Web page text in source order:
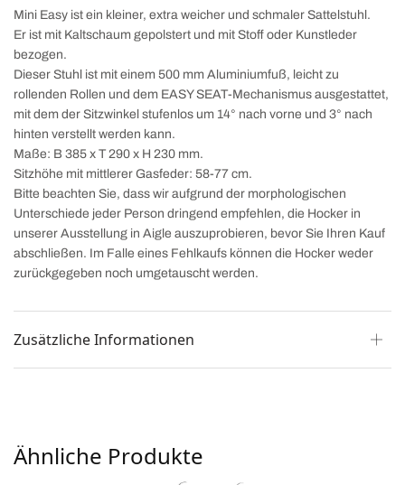
Mini Easy ist ein kleiner, extra weicher und schmaler Sattelstuhl.
Er ist mit Kaltschaum gepolstert und mit Stoff oder Kunstleder
bezogen.
Dieser Stuhl ist mit einem 500 mm Aluminiumfuß, leicht zu
rollenden Rollen und dem EASY SEAT-Mechanismus ausgestattet,
mit dem der Sitzwinkel stufenlos um 14° nach vorne und 3° nach
hinten verstellt werden kann.
Maße: B 385 x T 290 x H 230 mm.
Sitzhöhe mit mittlerer Gasfeder: 58-77 cm.
Bitte beachten Sie, dass wir aufgrund der morphologischen
Unterschiede jeder Person dringend empfehlen, die Hocker in
unserer Ausstellung in Aigle auszuprobieren, bevor Sie Ihren Kauf
abschließen. Im Falle eines Fehlkaufs können die Hocker weder
zurückgegeben noch umgetauscht werden.
Zusätzliche Informationen
Ähnliche Produkte